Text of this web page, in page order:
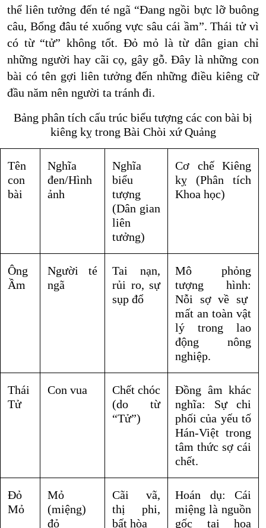
thể liên tưởng đến té ngã “Đang ngồi bực lỡ buông
câu, Bổng đâu té xuống vực sâu cái ầm”. Thái tử vì
có từ “tử” không tốt. Đỏ mỏ là từ dân gian chỉ
những người hay cãi cọ, gây gỗ. Đây là những con
bài có tên gợi liên tưởng đến những điều kiêng cữ
đầu năm nên người ta tránh đi.
Bảng phân tích cấu trúc biểu tượng các con bài bị
kiêng kỵ trong Bài Chòi xứ Quảng
Tên
con
bài
Nghĩa
đen/Hình
ảnh
Nghĩa
biểu
tượng
(Dân gian
liên
tưởng)
Cơ chế Kiêng
kỵ (Phân tích
Khoa học)
Ông
Ầm
Người té
ngã
Tai nạn,
rủi ro, sự
sụp đổ
Mô phỏng
tượng hình:
Nỗi sợ về sự
mất an toàn vật
lý trong lao
động nông
nghiệp.
Thái
Tử
Con vua
Chết chóc
(do từ
“Tử”)
Đồng âm khác
nghĩa: Sự chi
phối của yếu tố
Hán-Việt trong
tâm thức sợ cái
chết.
Đỏ
Mỏ
Mỏ
(miệng)
đỏ
Cãi vã,
thị phi,
bất hòa
Hoán dụ: Cái
miệng là nguồn
gốc tai họa